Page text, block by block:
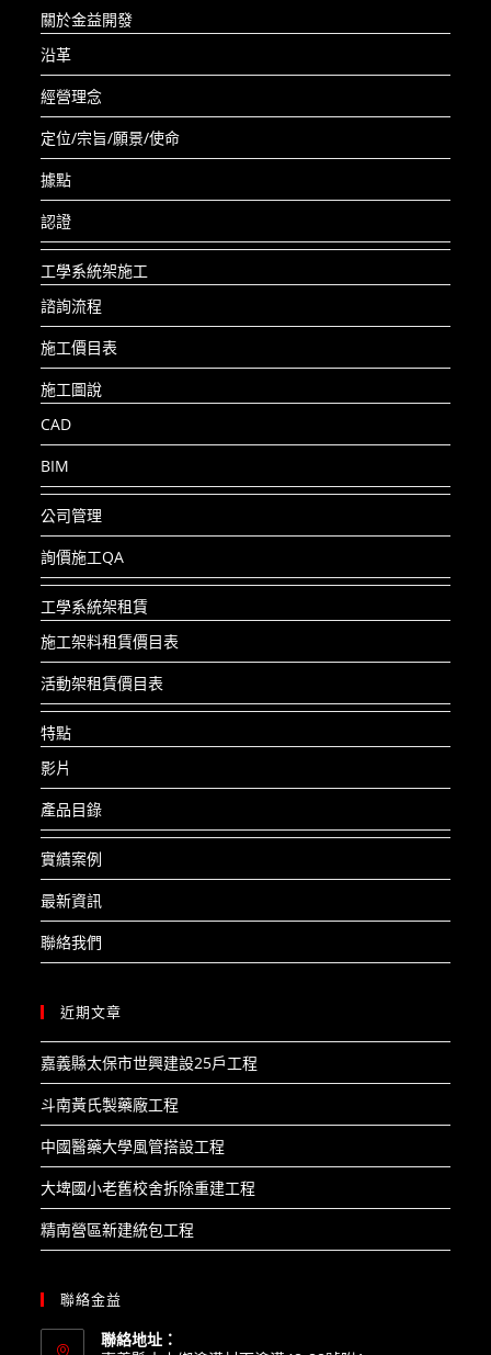
關於金益開發
沿革
經營理念
定位/宗旨/願景/使命
據點
認證
工學系統架施工
諮詢流程
施工價目表
施工圖說
CAD
BIM
公司管理
詢價施工QA
工學系統架租賃
施工架料租賃價目表
活動架租賃價目表
特點
影片
產品目錄
實績案例
最新資訊
聯絡我們
近期文章
嘉義縣太保市世興建設25戶工程​
斗南黃氏製藥廠工程​
中國醫藥大學風管搭設工程​
大埤國小老舊校舍拆除重建工程​
精南營區新建統包工程
聯絡金益
聯絡地址：